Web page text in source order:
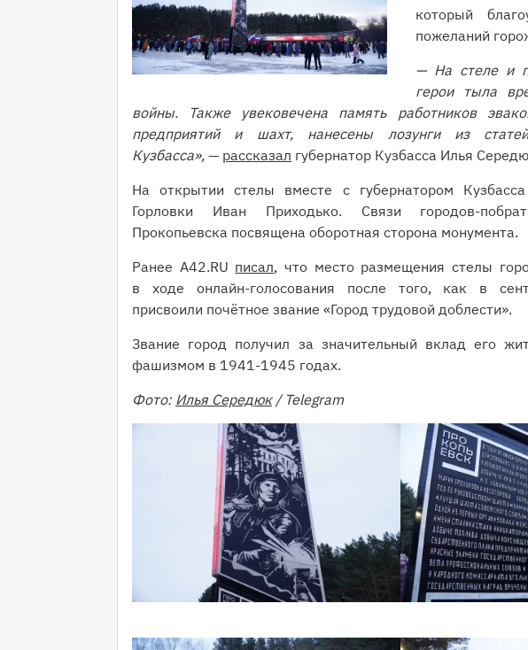
который
пожеланий
— На стеле и
герои тыла
войны. Также увековечена память работников
предприятий и шахт, нанесены лозунги из
Кузбасса», — рассказал губернатор Кузбасса Илья
На открытии стелы вместе с губернатором
Горловки Иван Приходько. Связи городов-
Прокопьевска посвящена оборотная сторона монумента.
Ранее A42.RU писал, что место размещения стелы
в ходе онлайн-голосования после того, как в
присвоили почётное звание «Город трудовой доблести».
Звание город получил за значительный вклад его
фашизмом в 1941-1945 годах.
Фото: Илья Середюк/ Telegram